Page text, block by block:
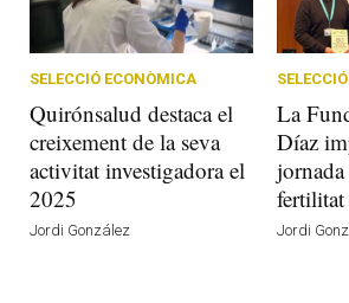
SELECCIÓ ECONÒMICA
Quirónsalud destaca el
creixement de la seva
activitat investigadora el
2025
Jordi González
La
Díaz
Jordi